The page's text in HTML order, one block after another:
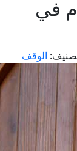
في
الوقف